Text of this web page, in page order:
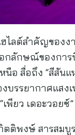
ฮไลต์สำคัญของง
อกลักษณ์ของการ
หนือ สื่อถึง “สีสัน
งบรรยากาศแสง
เพียว เดอะวอยซ์”
ตติพงษ์ สารสมบู